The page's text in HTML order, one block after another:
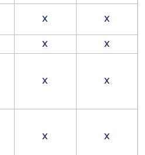
X X
X
X
X X
X X